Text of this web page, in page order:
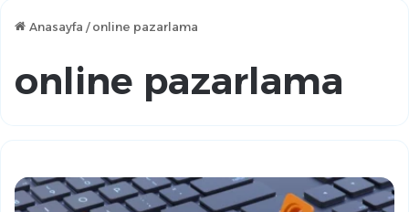
Anasayfa / online pazarlama
online pazarlama